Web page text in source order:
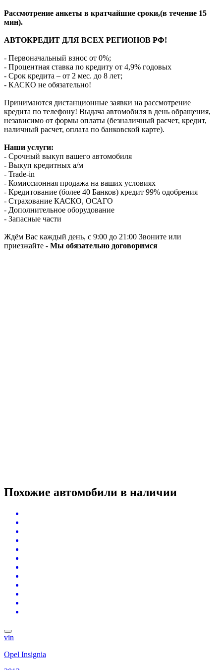
Рассмотрение анкеты в кратчайшие сроки,(в течение 15
мин).
АВТОКРЕДИТ ДЛЯ ВСЕХ РЕГИОНОВ РФ!
- Первоначальный взнос от 0%;
- Процентная ставка по кредиту от 4,9% годовых
- Срок кредита – от 2 мес. до 8 лет;
- КАСКО не обязательно!
Принимаются дистанционные заявки на рассмотрение
кредита по телефону! Выдача автомобиля в день обращения,
независимо от формы оплаты (безналичный расчет, кредит,
наличный расчет, оплата по банковской карте).
Наши услуги:
- Срочный выкуп вашего автомобиля
- Выкуп кредитных а/м
- Trade-in
- Комиссионная продажа на ваших условиях
- Кредитование (более 40 Банков) кредит 99% одобрения
- Страхование КАСКО, ОСАГО
- Дополнительное оборудование
- Запасные части
Ждём Вас каждый день, с 9:00 до 21:00 Звоните или
приезжайте - Мы обязательно договоримся
Похожие автомобили в наличии
vin
Opel Insignia